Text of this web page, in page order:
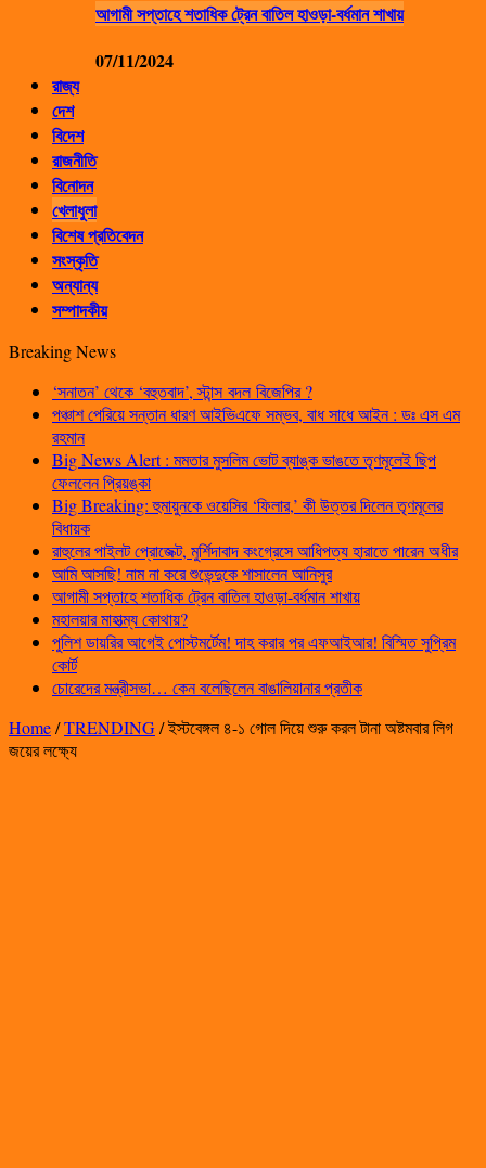
আগামী সপ্তাহে শতাধিক ট্রেন বাতিল হাওড়া-বর্ধমান শাখায়
07/11/2024
রাজ্য
দেশ
বিদেশ
রাজনীতি
বিনোদন
খেলাধুলা
বিশেষ প্রতিবেদন
সংস্কৃতি
অন্যান্য
সম্পাদকীয়
Breaking News
‘সনাতন’ থেকে ‘বহুতবাদ’, স্টান্স বদল বিজেপির ?
পঞ্চাশ পেরিয়ে সন্তান ধারণ আইভিএফে সম্ভব, বাধ সাধে আইন : ডঃ এস এম
রহমান
Big News Alert : মমতার মুসলিম ভোট ব্যাঙ্ক ভাঙতে তৃণমূলেই ছিপ
ফেললেন প্রিয়ঙ্কা
Big Breaking: হুমায়ুনকে ওয়েসির ‘ফিলার,’ কী উত্তর দিলেন তৃণমূলের
বিধায়ক
রাহুলের পাইলট প্রোজেক্ট, মুর্শিদাবাদ কংগ্রেসে আধিপত্য হারাতে পারেন অধীর
আমি আসছি! নাম না করে শুভেন্দুকে শাসালেন আনিসুর
আগামী সপ্তাহে শতাধিক ট্রেন বাতিল হাওড়া-বর্ধমান শাখায়
মহালয়ার মাহাত্ম্য কোথায়?
পুলিশ ডায়রির আগেই পোস্টমর্টেম! দাহ করার পর এফআইআর! বিস্মিত সুপ্রিম
কোর্ট
চোরেদের মন্ত্রীসভা… কেন বলেছিলেন বাঙালিয়ানার প্রতীক
Home/TRENDING/ইস্টবেঙ্গল ৪-১ গোল দিয়ে শুরু করল টানা অষ্টমবার লিগ
জয়ের লক্ষ্যে